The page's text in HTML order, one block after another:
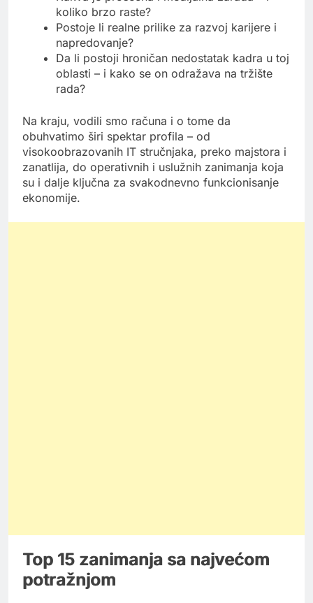
koliko brzo raste?
Postoje li realne prilike za razvoj karijere i
napredovanje?
Da li postoji hroničan nedostatak kadra u toj
oblasti – i kako se on odražava na tržište
rada?
Na kraju, vodili smo računa i o tome da
obuhvatimo širi spektar profila – od
visokoobrazovanih IT stručnjaka, preko majstora i
zanatlija, do operativnih i uslužnih zanimanja koja
su i dalje ključna za svakodnevno funkcionisanje
ekonomije.
Top 15 zanimanja sa najvećom
potražnjom